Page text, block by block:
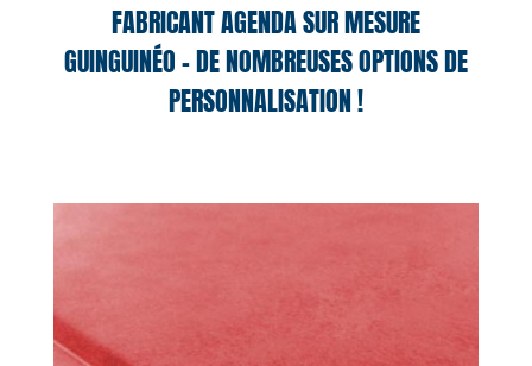
FABRICANT AGENDA SUR MESURE
GUINGUINÉO – DE NOMBREUSES OPTIONS DE
PERSONNALISATION !